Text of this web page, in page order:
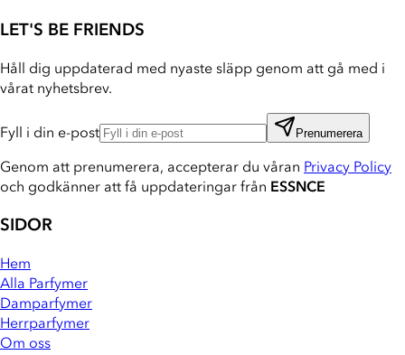
LET'S BE FRIENDS
Håll dig uppdaterad med nyaste släpp genom att gå med i
vårat nyhetsbrev.
Fyll i din e-post Prenumerera
Genom att prenumerera, accepterar du våran Privacy Policy
och godkänner att få uppdateringar från ESSNCE
SIDOR
Hem
Alla Parfymer
Damparfymer
Herrparfymer
Om oss